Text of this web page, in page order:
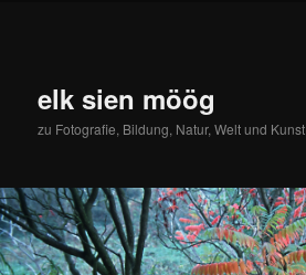
elk sien möög
zu Fotografie, Bildung, Natur, Welt und Kunst